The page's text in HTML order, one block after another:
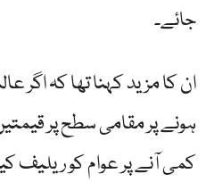
جائے۔
ان کا مزید کہنا تھا کہ اگر
ہونے پر مقامی سطح پر
کمی آنے پر عوام کو ریلیف